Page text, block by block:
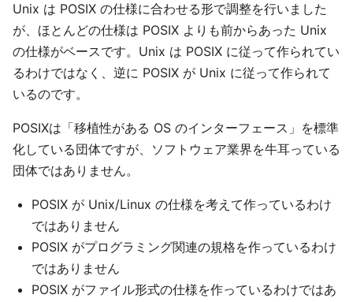
Unix は POSIX の仕様に合わせる形で調整を行いました
が、ほとんどの仕様は POSIX よりも前からあった Unix
の仕様がベースです。Unix は POSIX に従って作られてい
るわけではなく、逆に POSIX が Unix に従って作られて
いるのです。
POSIXは「移植性がある OS のインターフェース」を標準
化している団体ですが、ソフトウェア業界を牛耳っている
団体ではありません。
POSIX が Unix/Linux の仕様を考えて作っているわけ
ではありません
POSIX がプログラミング関連の規格を作っているわけ
ではありません
POSIX がファイル形式の仕様を作っているわけではあ